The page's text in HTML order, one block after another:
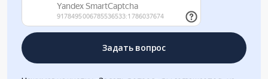
Задать вопрос